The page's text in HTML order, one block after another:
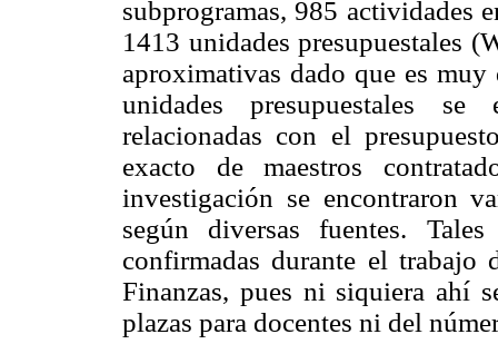
subprogramas, 985 actividades
1413 unidades presupuestales
aproximativas dado que es
unidades presupuestales se
relacionadas con el
exacto de maestros
investigación se encontraron
según diversas fuentes.
confirmadas durante el
Finanzas, pues ni siquiera ahí
plazas para docentes ni del